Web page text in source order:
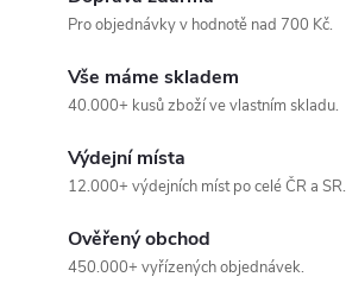
Pro objednávky v hodnotě nad 700 Kč.
Vše máme skladem
40.000+ kusů zboží ve vlastním skladu.
Výdejní místa
12.000+ výdejních míst po celé ČR a SR.
Ověřený obchod
450.000+ vyřízených objednávek.